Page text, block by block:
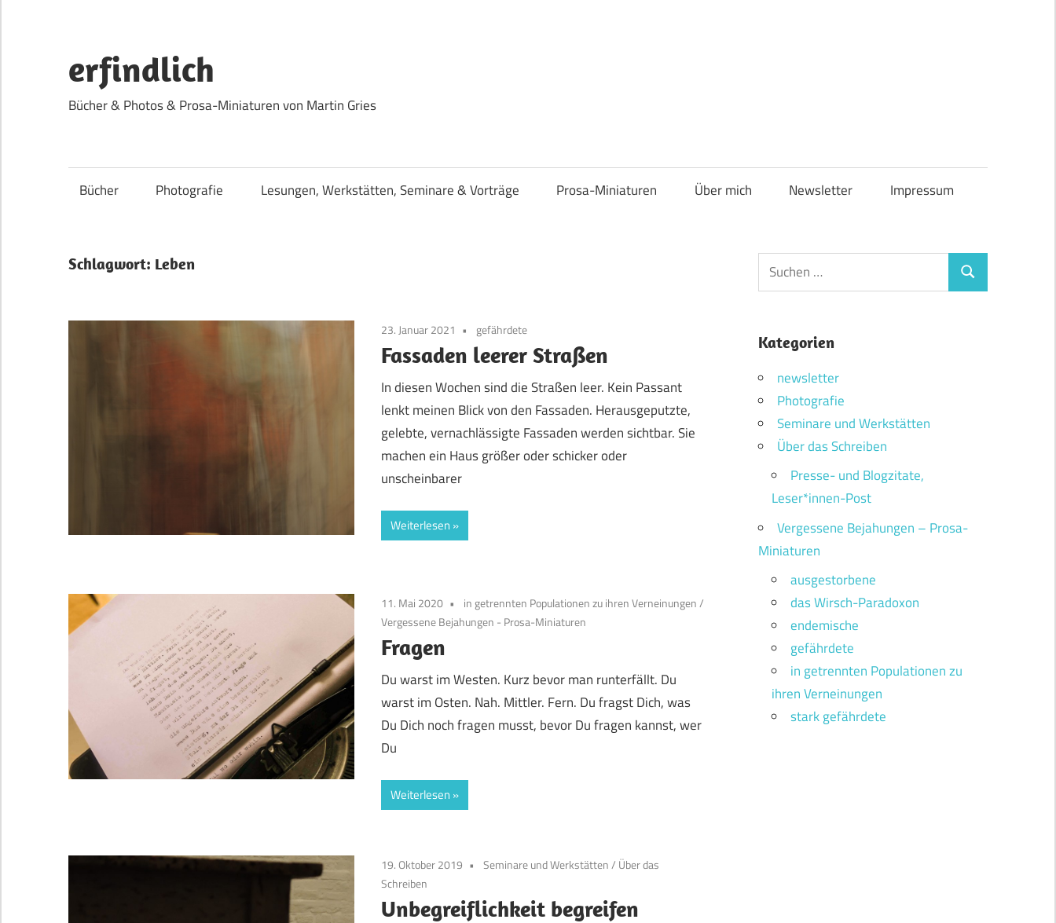
springen
erfindlich
Bücher & Photos & Prosa-Miniaturen von Martin Gries
Bücher Photografie Lesungen, Werkstätten, Seminare & Vorträge Prosa-Miniaturen Über mich Newsletter Impressum
Schlagwort: Leben
23. Januar 2021 gefährdete
Fassaden leerer Straßen
In diesen Wochen sind die Straßen leer. Kein Passant
lenkt meinen Blick von den Fassaden. Herausgeputzte,
gelebte, vernachlässigte Fassaden werden sichtbar. Sie
machen ein Haus größer oder schicker oder
unscheinbarer
Weiterlesen
11. Mai 2020 in getrennten Populationen zu ihren Verneinungen/
Vergessene Bejahungen - Prosa-Miniaturen
Fragen
Du warst im Westen. Kurz bevor man runterfällt. Du
warst im Osten. Nah. Mittler. Fern. Du fragst Dich, was
Du Dich noch fragen musst, bevor Du fragen kannst, wer
Du
Weiterlesen
19. Oktober 2019 Seminare und Werkstätten/ Über das
Schreiben
Unbegreiflichkeit begreifen
Suchen
nach:
Suchen
Kategorien
newsletter
Photografie
Seminare und Werkstätten
Über das Schreiben
Presse- und Blogzitate,
Leser*innen-Post
Vergessene Bejahungen – Prosa-
Miniaturen
ausgestorbene
das Wirsch-Paradoxon
endemische
gefährdete
in getrennten Populationen zu
ihren Verneinungen
stark gefährdete